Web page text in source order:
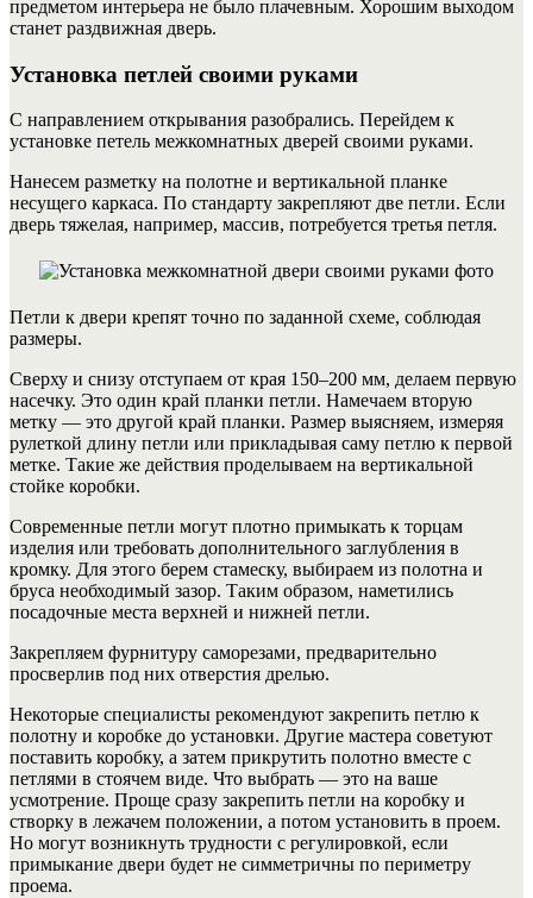
предметом интерьера не было плачевным. Хорошим выходом
станет раздвижная дверь.
Установка петлей своими руками
С направлением открывания разобрались. Перейдем к
установке петель межкомнатных дверей своими руками.
Нанесем разметку на полотне и вертикальной планке
несущего каркаса. По стандарту закрепляют две петли. Если
дверь тяжелая, например, массив, потребуется третья петля.
Петли к двери крепят точно по заданной схеме, соблюдая
размеры.
Сверху и снизу отступаем от края 150–200 мм, делаем первую
насечку. Это один край планки петли. Намечаем вторую
метку — это другой край планки. Размер выясняем, измеряя
рулеткой длину петли или прикладывая саму петлю к первой
метке. Такие же действия проделываем на вертикальной
стойке коробки.
Современные петли могут плотно примыкать к торцам
изделия или требовать дополнительного заглубления в
кромку. Для этого берем стамеску, выбираем из полотна и
бруса необходимый зазор. Таким образом, наметились
посадочные места верхней и нижней петли.
Закрепляем фурнитуру саморезами, предварительно
просверлив под них отверстия дрелью.
Некоторые специалисты рекомендуют закрепить петлю к
полотну и коробке до установки. Другие мастера советуют
поставить коробку, а затем прикрутить полотно вместе с
петлями в стоячем виде. Что выбрать — это на ваше
усмотрение. Проще сразу закрепить петли на коробку и
створку в лежачем положении, а потом установить в проем.
Но могут возникнуть трудности с регулировкой, если
примыкание двери будет не симметричны по периметру
проема.